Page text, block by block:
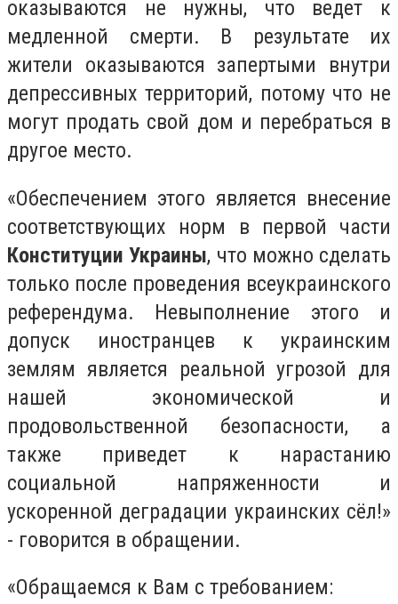
оказываются не нужны, что ведет к
медленной смерти. В результате их
жители оказываются запертыми внутри
депрессивных территорий, потому что не
могут продать свой дом и перебраться в
другое место.
«Обеспечением этого является внесение
соответствующих норм в первой части
Конституции Украины, что можно сделать
только после проведения всеукраинского
референдума. Невыполнение этого и
допуск иностранцев к украинским
землям является реальной угрозой для
нашей экономической и
продовольственной безопасности, а
также приведет к нарастанию
социальной напряженности и
ускоренной деградации украинских сёл!»
- говорится в обращении.
«Обращаемся к Вам с требованием: